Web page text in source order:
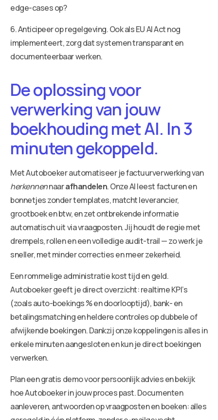
edge-cases op?
6. Anticipeer op regelgeving. Ook als EU AI Act nog
implementeert, zorg dat systemen transparant en
documenteerbaar werken.
De oplossing voor
verwerking van jouw
boekhouding met AI. In 3
minuten gekoppeld.
Met Autoboeker automatiseer je factuurverwerking van
herkennennaarafhandelen. Onze AI leest facturen en
bonnetjes zonder templates, matcht leverancier,
grootboek en btw, en zet ontbrekende informatie
automatisch uit via vraagposten. Jij houdt de regie met
drempels, rollen en een volledige audit-trail — zo werk je
sneller, met minder correcties en meer zekerheid.
Een rommelige administratie kost tijd en geld.
Autoboeker geeft je direct overzicht: realtime KPI’s
(zoals auto-boekings % en doorlooptijd), bank- en
betalingsmatching en heldere controles op dubbele of
afwijkende boekingen. Dankzij onze koppelingen is alles in
enkele minuten aangesloten en kun je direct boekingen
verwerken.
Plan een gratis demo voor persoonlijk advies en bekijk
hoe Autoboeker in jouw proces past. Documenten
aanleveren, antwoorden op vraagposten en boeken: alles